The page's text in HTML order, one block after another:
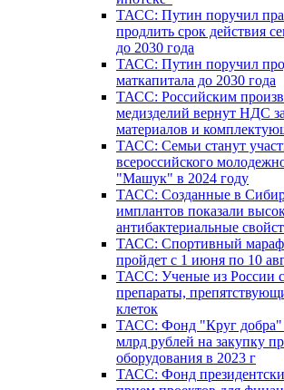
ТАСС: Путин поручил
продлить срок действия
до 2030 года
ТАСС: Путин поручил
маткапитала до 2030 года
ТАСС: Российским
медизделий вернут НДС
материалов и
ТАСС: Семьи станут
всероссийского
"Машук" в 2024 году
ТАСС: Созданные в
имплантов показали
антибактериальные
ТАСС: Спортивный
пройдет с 1 июня по 10
ТАСС: Ученые из России
препараты,
клеток
ТАСС: Фонд "Круг добра"
млрд рублей на закупку
оборудования в 2023 г
ТАСС: Фонд